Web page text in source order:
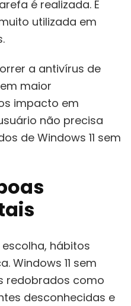
é realizada. É
utilizada em
a antivírus de
maior
impacto em
não precisa
de Windows 11 sem
hábitos
Windows 11 sem
redobrados como
desconhecidas e